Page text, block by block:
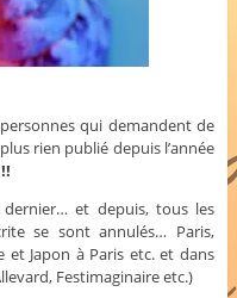
qui demandent de
rien publié depuis l’année
dernier… et depuis, tous les
se sont annulés… Paris,
et Japon à Paris etc. et dans
Festimaginaire etc.)